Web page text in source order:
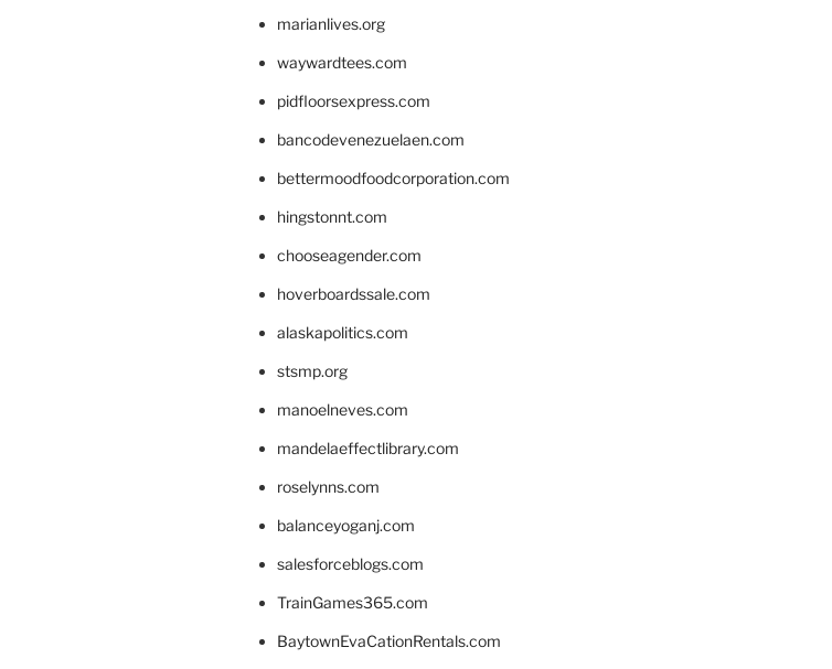
marianlives.org
waywardtees.com
pidfloorsexpress.com
bancodevenezuelaen.com
bettermoodfoodcorporation.com
hingstonnt.com
chooseagender.com
hoverboardssale.com
alaskapolitics.com
stsmp.org
manoelneves.com
mandelaeffectlibrary.com
roselynns.com
balanceyoganj.com
salesforceblogs.com
TrainGames365.com
BaytownEvaCationRentals.com